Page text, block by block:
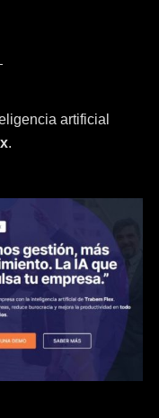
artificial
.